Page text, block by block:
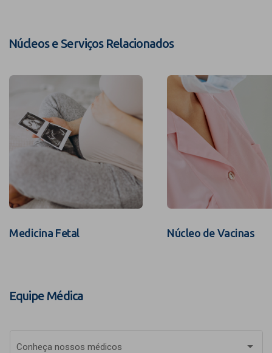
Núcleos e Serviços Relacionados
Medicina Fetal Núcleo de Vacinas
Equipe Médica
Conheça nossos médicos